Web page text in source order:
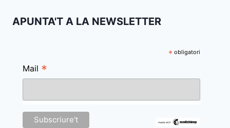
APUNTA'T A LA NEWSLETTER
* obligatori
Mail *